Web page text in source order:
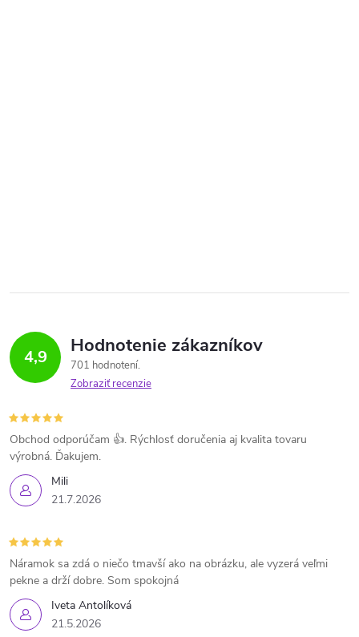
4,9 Hodnotenie zákazníkov
701 hodnotení
Zobraziť recenzie
Mili
21.7.2026
Obchod odporúčam 👍. Rýchlosť doručenia aj kvalita tovaru
výrobná. Ďakujem.
Iveta Antolíková
21.5.2026
Náramok sa zdá o niečo tmavší ako na obrázku, ale vyzerá veľmi
pekne a drží dobre. Som spokojná